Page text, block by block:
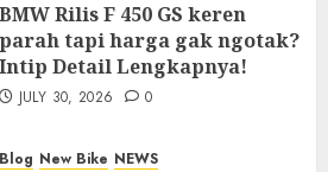
BMW Rilis F 450 GS keren
parah tapi harga gak ngotak?
Intip Detail Lengkapnya!
JULY 30, 2026 0
Blog New Bike NEWS